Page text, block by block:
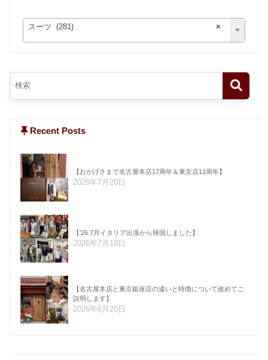
×
スーツ (281)
Recent Posts
【おかげさまで名古屋本店17周年＆東京店11周年】
2026年7月20日
【’26.7月イタリア出張から帰国しました】
2026年7月19日
【名古屋本店と東京銀座店の違いと特徴について改めてご
説明します】
2026年6月20日